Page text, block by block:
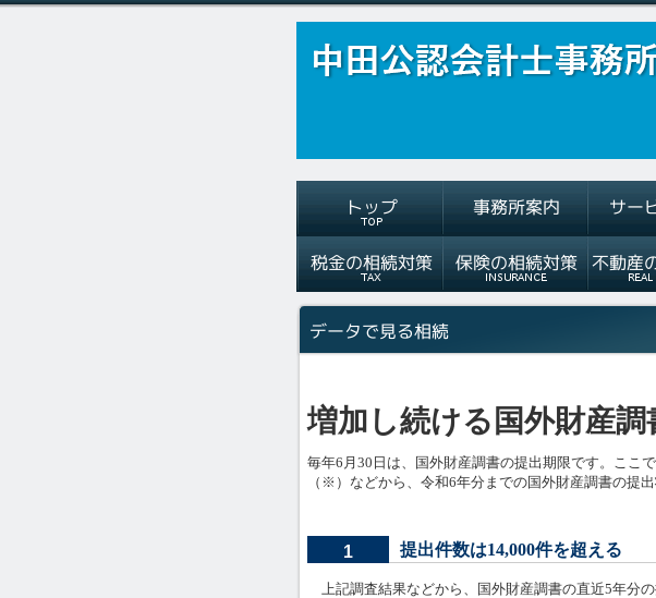
増加し続ける国外財産
毎年6月30日は、国外財産調書の提出期限です。ここ
（※）などから、令和6年分までの国外財産調書の提
1 提出件数は14,000件を超える
上記調査結果などから、国外財産調書の直近5年分